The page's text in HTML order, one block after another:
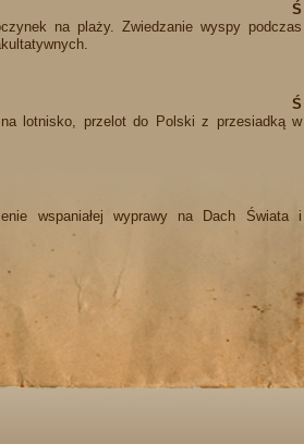
Ś
na plaży. Zwiedzanie wyspy podczas
Ś
lotnisko, przelot do Polski z przesiadką w
wspaniałej wyprawy na Dach Świata i